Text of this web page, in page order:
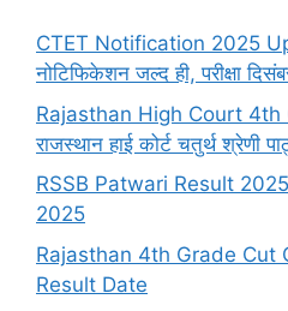
CTET Notification 2025
नोटिफिकेशन जल्द ही, परीक्षा
Rajasthan High Court
राजस्थान हाई कोर्ट चतुर्थ श्रेणी
RSSB Patwari Result
2025
Rajasthan 4th Grade Cut
Result Date